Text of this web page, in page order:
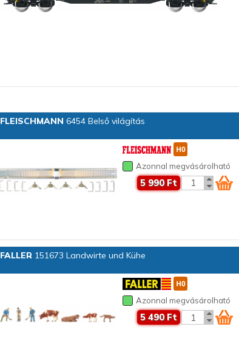
FLEISCHMANN 6454 Belső világítás
Azonnal megvásárolható
5 990 Ft
FALLER 151673 Landwirte und Kühe
Azonnal megvásárolható
5 490 Ft